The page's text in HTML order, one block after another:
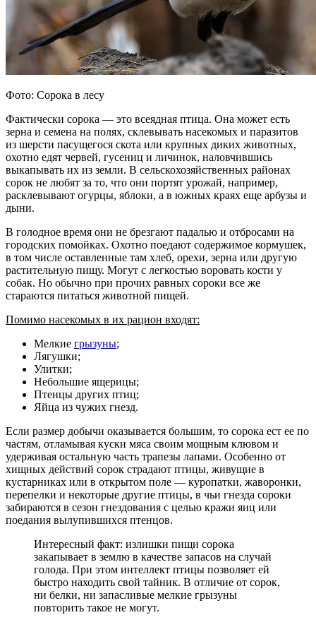
Фото: Сорока в лесу
Фактически сорока — это всеядная птица. Она может есть
зерна и семена на полях, склевывать насекомых и паразитов
из шерсти пасущегося скота или крупных диких животных,
охотно едят червей, гусениц и личинок, наловчившись
выкапывать их из земли. В сельскохозяйственных районах
сорок не любят за то, что они портят урожай, например,
расклевывают огурцы, яблоки, а в южных краях еще арбузы и
дыни.
В голодное время они не брезгают падалью и отбросами на
городских помойках. Охотно поедают содержимое кормушек,
в том числе оставленные там хлеб, орехи, зерна или другую
растительную пищу. Могут с легкостью воровать кости у
собак. Но обычно при прочих равных сороки все же
стараются питаться животной пищей.
Помимо насекомых в их рацион входят:
Мелкие грызуны;
Лягушки;
Улитки;
Небольшие ящерицы;
Птенцы других птиц;
Яйца из чужих гнезд.
Если размер добычи оказывается большим, то сорока ест ее по
частям, отламывая куски мяса своим мощным клювом и
удерживая остальную часть трапезы лапами. Особенно от
хищных действий сорок страдают птицы, живущие в
кустарниках или в открытом поле — куропатки, жаворонки,
перепелки и некоторые другие птицы, в чьи гнезда сороки
забираются в сезон гнездования с целью кражи яиц или
поедания вылупившихся птенцов.
Интересный факт: излишки пищи сорока
закапывает в землю в качестве запасов на случай
голода. При этом интеллект птицы позволяет ей
быстро находить свой тайник. В отличие от сорок,
ни белки, ни запасливые мелкие грызуны
повторить такое не могут.